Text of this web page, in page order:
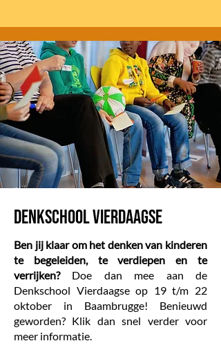
Denkschool vierdaagse
Ben jij klaar om het denken van kinderen
te begeleiden, te verdiepen en te
verrijken?Doe dan mee aan de
Denkschool Vierdaagse op 19 t/m 22
oktober in Baambrugge! Benieuwd
geworden? Klik dan snel verder voor
meer informatie.